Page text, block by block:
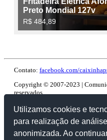
Utilizamos cookies e
para realização de
anonimizada. Ao
Contato: facebook.com/
Copyright © 2007-2023 |
reservados.